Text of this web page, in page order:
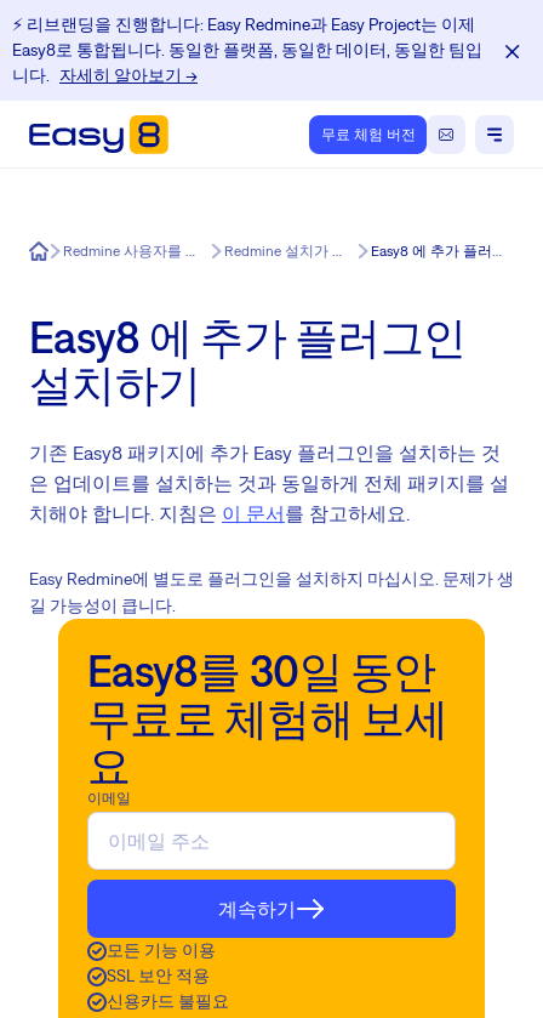
⚡️ 리브랜딩을 진행합니다: Easy Redmine과 Easy Project는 이제
Easy8로 통합됩니다. 동일한 플랫폼, 동일한 데이터, 동일한 팀입
니다.
자세히 알아보기 →
무료 체험 버전
Easy8 Redmine 사용자를 위한 교육 센터 Redmine 설치가 쉬워졌습니다 Easy8 에 추가 플러그인 설치하기
Easy8 에 추가 플러그인
설치하기
기존 Easy8 패키지에 추가 Easy 플러그인을 설치하는 것
은 업데이트를 설치하는 것과 동일하게 전체 패키지를 설
치해야 합니다. 지침은 이 문서를 참고하세요.
Easy Redmine에 별도로 플러그인을 설치하지 마십시오. 문제가 생
길 가능성이 큽니다.
Easy8를 30일 동안
무료로 체험해 보세
요
이메일
계속하기
모든 기능 이용
SSL 보안 적용
신용카드 불필요